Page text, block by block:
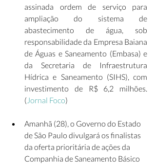
assinada ordem de serviço para
ampliação do sistema de
abastecimento de água, sob
responsabilidade da Empresa Baiana
de Águas e Saneamento (Embasa) e
da Secretaria de Infraestrutura
Hídrica e Saneamento (SIHS), com
investimento de R$ 6,2 milhões.
( Jornal Foco)
Amanhã (28), o Governo do Estado
de São Paulo divulgará os finalistas
da oferta prioritária de ações da
Companhia de Saneamento Básico